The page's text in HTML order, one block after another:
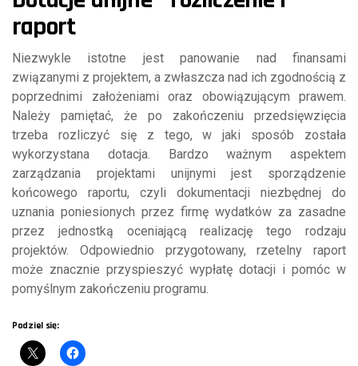
raport
Niezwykle istotne jest panowanie nad finansami
związanymi z projektem, a zwłaszcza nad ich zgodnością z
poprzednimi założeniami oraz obowiązującym prawem.
Należy pamiętać, że po zakończeniu przedsięwzięcia
trzeba rozliczyć się z tego, w jaki sposób została
wykorzystana dotacja. Bardzo ważnym aspektem
zarządzania projektami unijnymi jest sporządzenie
końcowego raportu, czyli dokumentacji niezbędnej do
uznania poniesionych przez firmę wydatków za zasadne
przez jednostką oceniającą realizację tego rodzaju
projektów. Odpowiednio przygotowany, rzetelny raport
może znacznie przyspieszyć wypłatę dotacji i pomóc w
pomyślnym zakończeniu programu.
Podziel się: